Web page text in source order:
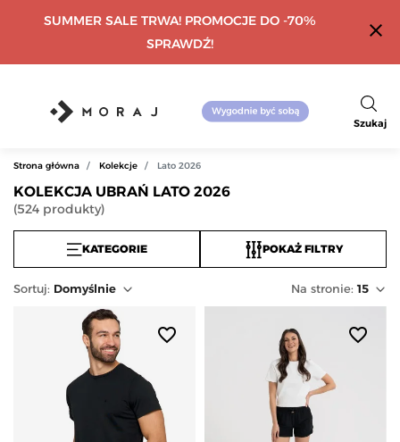
SUMMER SALE TRWA! PROMOCJE DO -70%
SPRAWDŹ!
close
Szukaj
Strona główna Kolekcje Lato 2026
KOLEKCJA UBRAŃ LATO 2026
(524 produkty)
KATEGORIE POKAŻ FILTRY
Sortuj: Domyślnie Na stronie: 15
favorite_border favorite_border